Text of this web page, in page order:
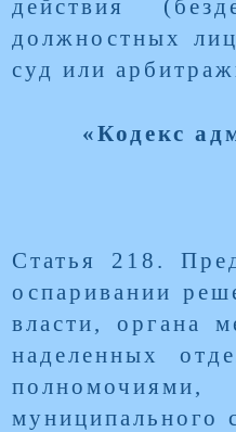
действия
должностных
суд или
«Кодекс
Статья 218.
оспаривании
власти, органа
наделенных
муниципального